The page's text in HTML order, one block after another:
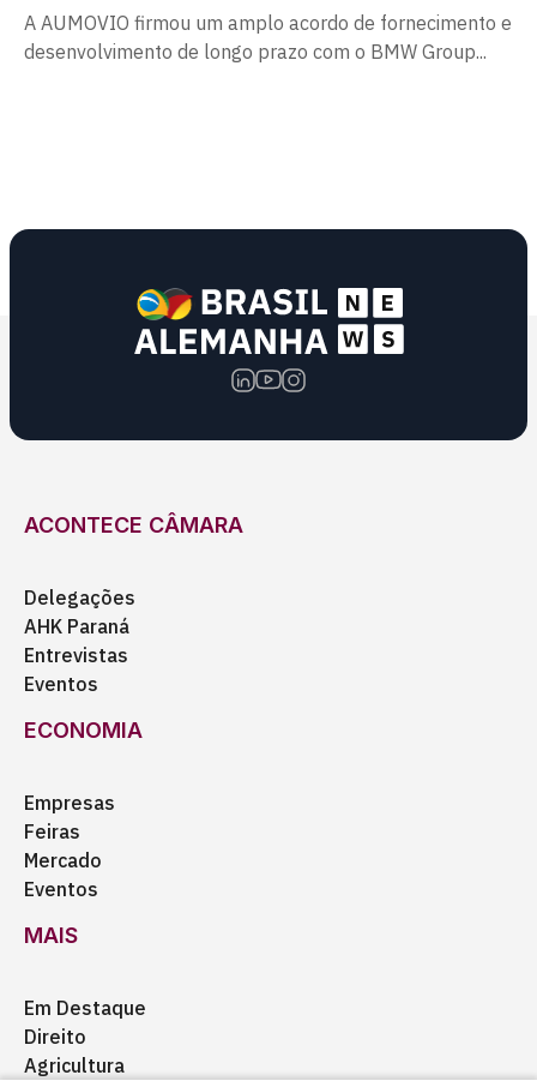
A AUMOVIO firmou um amplo acordo de fornecimento e
desenvolvimento de longo prazo com o BMW Group...
ACONTECE CÂMARA
Delegações
AHK Paraná
Entrevistas
Eventos
ECONOMIA
Empresas
Feiras
Mercado
Eventos
MAIS
Em Destaque
Direito
Agricultura